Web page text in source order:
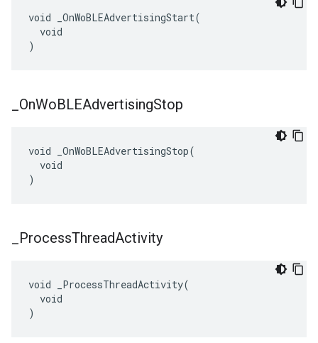
void _OnWoBLEAdvertisingStart(
  void
)
OnWoBLEAdvertisingStop
void _OnWoBLEAdvertisingStop(
  void
)
ProcessThreadActivity
void _ProcessThreadActivity(
  void
)